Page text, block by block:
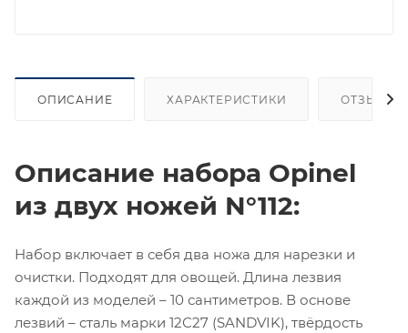
ОПИСАНИЕ ХАРАКТЕРИСТИКИ ОТЗЫВЫ
Описание набора Opinel
из двух ножей N°112:
Набор включает в себя два ножа для нарезки и
очистки. Подходят для овощей. Длина лезвия
каждой из моделей – 10 сантиметров. В основе
лезвий – сталь марки 12С27 (SANDVIK), твёрдость